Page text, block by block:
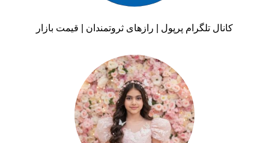
کانال تلگرام پرپول | رازهای ثروتمندان | قیمت بازار